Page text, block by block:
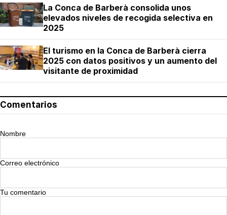
La Conca de Barberà consolida unos
elevados niveles de recogida selectiva en
2025
El turismo en la Conca de Barberà cierra
2025 con datos positivos y un aumento del
visitante de proximidad
Comentarios
Nombre
Correo electrónico
Tu comentario